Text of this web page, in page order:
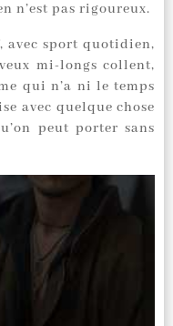
n’est pas rigoureux.
sport quotidien,
mi-longs collent,
qui n’a ni le temps
avec quelque chose
peut porter sans